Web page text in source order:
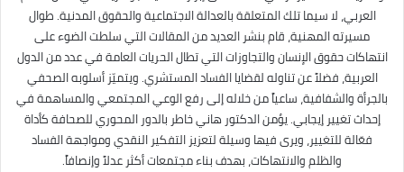
العربي، لا سيما تلك المتعلقة بالعدالة الاجتماعية والحقوق المدنية. طوال
مسيرته المهنية، قام بنشر العديد من المقالات التي سلطت الضوء على
انتهاكات حقوق الإنسان والتجاوزات التي تطال الحريات العامة في عدد من الدول
العربية، فضلاً عن تناوله لقضايا الفساد المستشري. ويتميّز أسلوبه الصحفي
بالجرأة والشفافية، ساعياً من خلاله إلى رفع الوعي المجتمعي والمساهمة في
إحداث تغيير إيجابي. يؤمن الدكتور هاني خاطر بالدور المحوري للصحافة كأداة
فعّالة للتغيير، ويرى فيها وسيلة لتعزيز التفكير النقدي ومواجهة الفساد
والظلم والانتهاكات، بهدف بناء مجتمعات أكثر عدلاً وإنصافاً.